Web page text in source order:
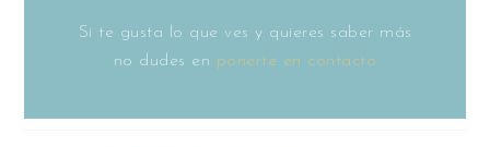
Si te gusta lo que ves y quieres saber más
no dudes en ponerte en contacto